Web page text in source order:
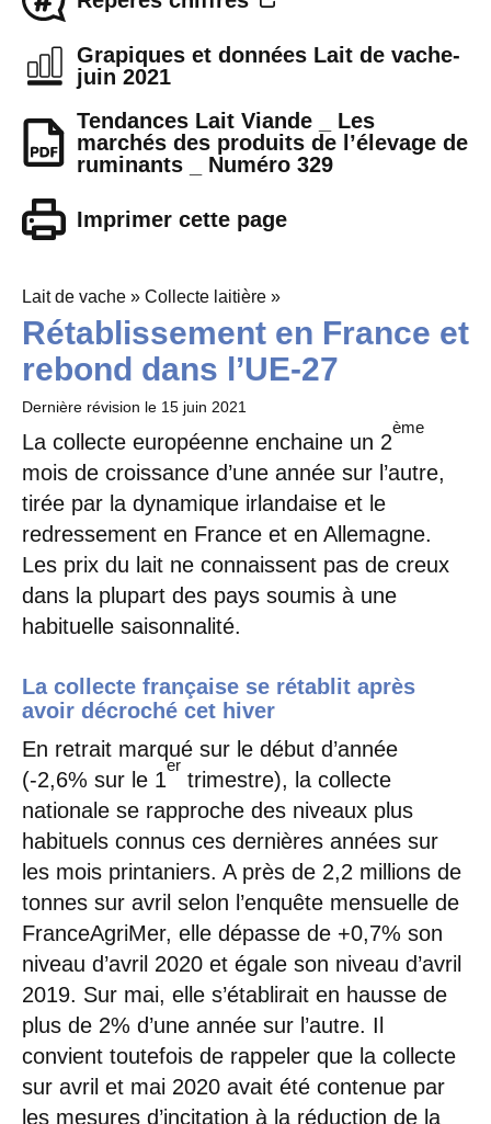
Grapiques et données Lait de vache-
juin 2021
Tendances Lait Viande _ Les
marchés des produits de l’élevage de
ruminants _ Numéro 329
Imprimer cette page
Lait de vache » Collecte laitière »
Rétablissement en France et
rebond dans l’UE-27
Dernière révision le 15 juin 2021
La collecte européenne enchaine un 2
ème
mois de croissance d’une année sur l’autre,
tirée par la dynamique irlandaise et le
redressement en France et en Allemagne.
Les prix du lait ne connaissent pas de creux
dans la plupart des pays soumis à une
habituelle saisonnalité.
La collecte française se rétablit après
avoir décroché cet hiver
En retrait marqué sur le début d’année
(-2,6% sur le 1
er
trimestre), la collecte
nationale se rapproche des niveaux plus
habituels connus ces dernières années sur
les mois printaniers. A près de 2,2 millions de
tonnes sur avril selon l’enquête mensuelle de
FranceAgriMer, elle dépasse de +0,7% son
niveau d’avril 2020 et égale son niveau d’avril
2019. Sur mai, elle s’établirait en hausse de
plus de 2% d’une année sur l’autre. Il
convient toutefois de rappeler que la collecte
sur avril et mai 2020 avait été contenue par
les mesures d’incitation à la réduction de la